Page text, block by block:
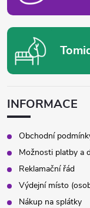
INFORMACE
Obchodní
Možnosti platby a
Reklamační řád
Výdejní místo
Nákup na splátky